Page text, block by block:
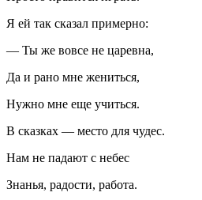
Я ей так сказал примерно:
— Ты же вовсе не царевна,
Да и рано мне жениться,
Нужно мне еще учиться.
В сказках — место для чудес.
Нам не падают с небес
Знанья, радости, работа.